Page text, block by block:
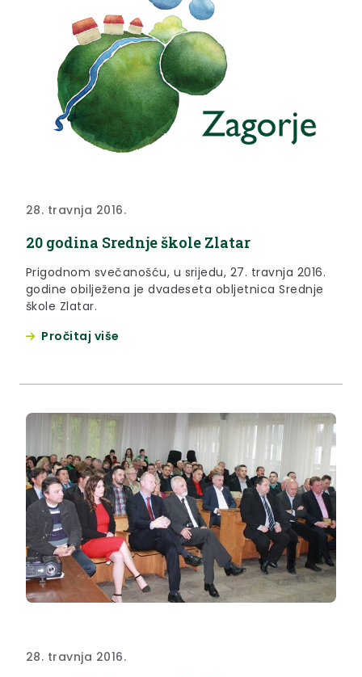
28. travnja 2016.
20 godina Srednje škole Zlatar
Prigodnom svečanošću, u srijedu, 27. travnja 2016.
godine obilježena je dvadeseta obljetnica Srednje
škole Zlatar.
Pročitaj više
28. travnja 2016.